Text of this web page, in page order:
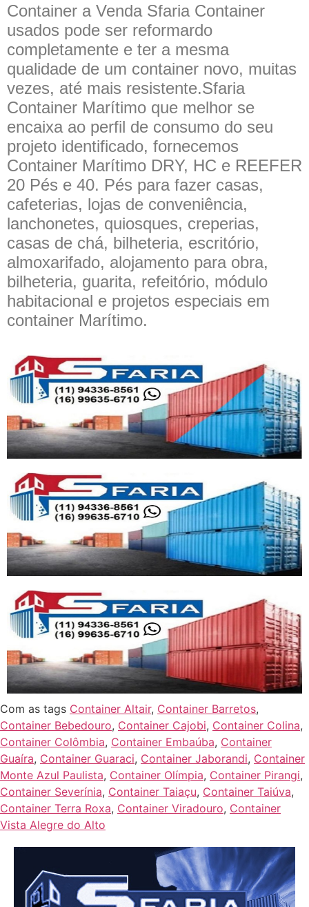
Container a Venda Sfaria Container
usados pode ser reformardo
completamente e ter a mesma
qualidade de um container novo, muitas
vezes, até mais resistente.Sfaria
Container Marítimo que melhor se
encaixa ao perfil de consumo do seu
projeto identificado, fornecemos
Container Marítimo DRY, HC e REEFER
20 Pés e 40. Pés para fazer casas,
cafeterias, lojas de conveniência,
lanchonetes, quiosques, creperias,
casas de chá, bilheteria, escritório,
almoxarifado, alojamento para obra,
bilheteria, guarita, refeitório, módulo
habitacional e projetos especiais em
container Marítimo.
Com as tags Container Altair, Container Barretos,
Container Bebedouro, Container Cajobi, Container Colina,
Container Colômbia, Container Embaúba, Container
Guaíra, Container Guaraci, Container Jaborandi, Container
Monte Azul Paulista, Container Olímpia, Container Pirangi,
Container Severínia, Container Taiaçu, Container Taiúva,
Container Terra Roxa, Container Viradouro, Container
Vista Alegre do Alto